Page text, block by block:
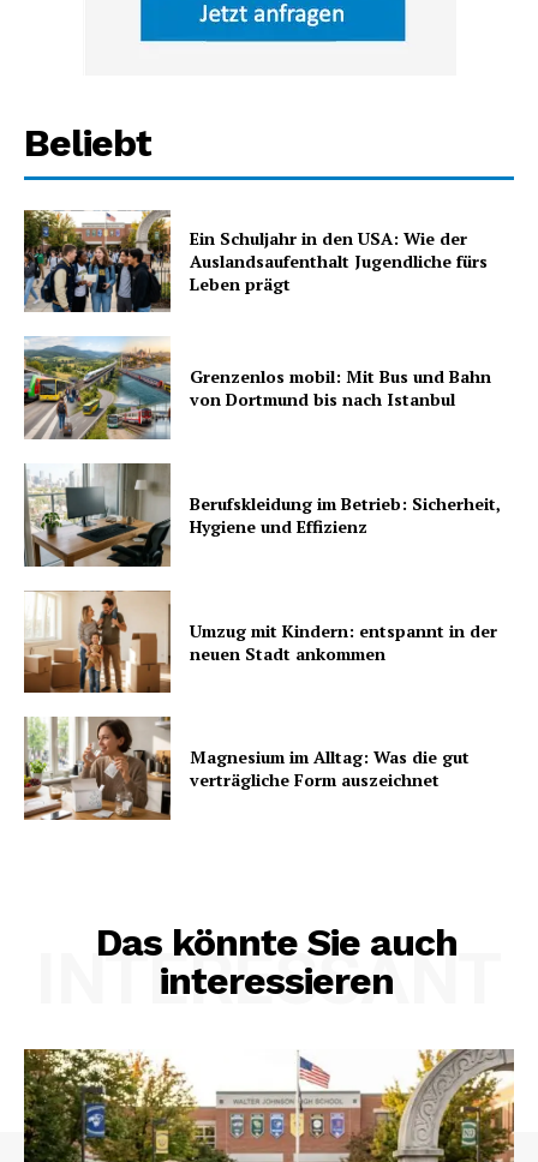
Beliebt
Ein Schuljahr in den USA: Wie der
Auslandsaufenthalt Jugendliche fürs
Leben prägt
Grenzenlos mobil: Mit Bus und Bahn
von Dortmund bis nach Istanbul
Berufskleidung im Betrieb: Sicherheit,
Hygiene und Effizienz
Umzug mit Kindern: entspannt in der
neuen Stadt ankommen
Magnesium im Alltag: Was die gut
verträgliche Form auszeichnet
Das könnte Sie auch
interessieren
INTERESSANT